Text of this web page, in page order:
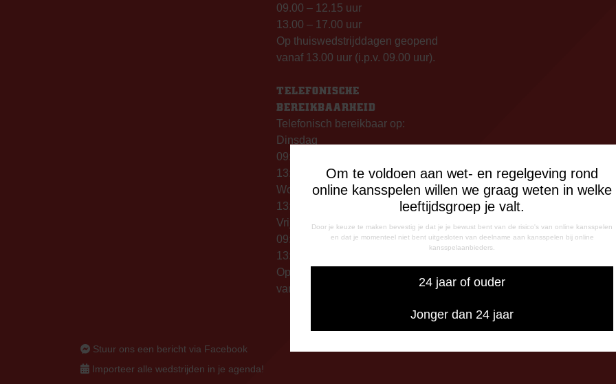
Om te voldoen aan wet- en regelgeving rond
online kansspelen willen we graag weten in welke
leeftijdsgroep je valt.
Door je keuze te maken bevestig je dat je je bewust bent van de risico's van online kansspelen
en dat je momenteel niet bent uitgesloten van deelname aan kansspelen bij online
kansspelaanbieders.
24 jaar of ouder
Jonger dan 24 jaar
09.00 – 12.15 uur
13.00 – 17.00 uur
Op thuiswedstrijddagen geopend
vanaf 13.00 uur (i.p.v. 09.00 uur).
TELEFONISCHE
BEREIKBAARHEID
Telefonisch bereikbaar op:
Dinsdag
09:00 - 12:15 uur
13:00 - 17:00 uur
Woensdag
13:00 - 17:00 uur
Vrijdag
09:00 - 12:15 uur
13:00 - 17:00 uur
Op thuiswedstrijddagen bereikbaar
vanaf 13:00 - 20:00 uur
Stuur ons een bericht via Facebook
Importeer alle wedstrijden in je agenda!